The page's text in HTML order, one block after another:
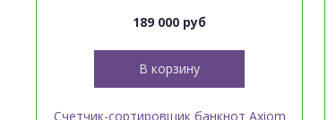
189 000 руб
В корзину
Счетчик-сортировщик банкнот Axiom